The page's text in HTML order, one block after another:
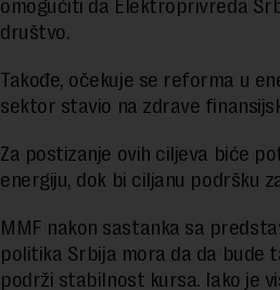
omogućiti da Elektroprivreda
društvo.
Takođe, očekuje se reforma u
sektor stavio na zdrave
Za postizanje ovih ciljeva biće
energiju, dok bi ciljanu podršku
MMF nakon sastanka sa
politika Srbija mora da da bude
podrži stabilnost kursa. Iako je